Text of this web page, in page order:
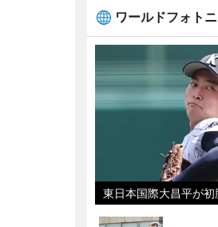
ワールドフォト
東日本国際大昌平が